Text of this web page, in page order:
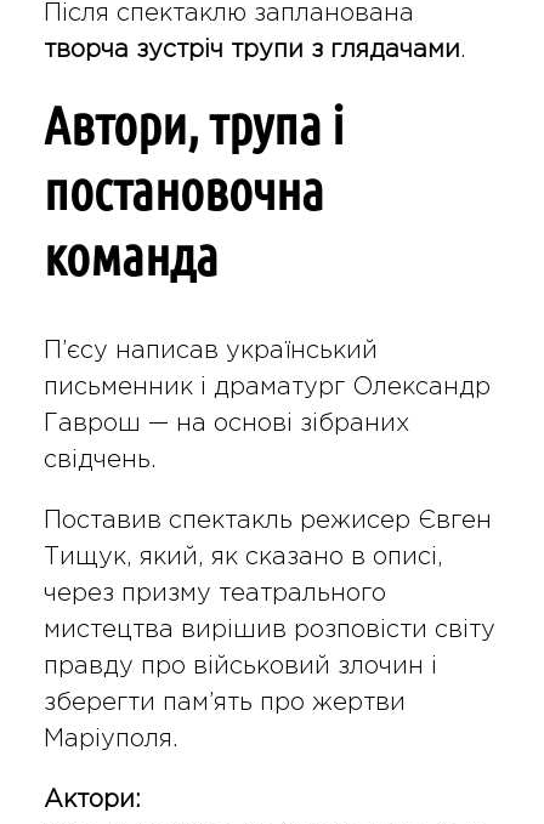
Після спектаклю запланована
творча зустріч трупи з глядачами.
Автори, трупа і
постановочна
команда
П’єсу написав український
письменник і драматург Олександр
Гаврош — на основі зібраних
свідчень.
Поставив спектакль режисер Євген
Тищук, який, як сказано в описі,
через призму театрального
мистецтва вирішив розповісти світу
правду про військовий злочин і
зберегти пам’ять про жертви
Маріуполя.
Актори: